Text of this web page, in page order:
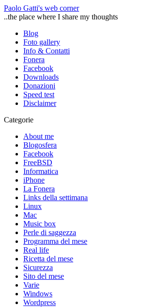
Paolo Gatti's web corner
..the place where I share my thoughts
Blog
Foto gallery
Info & Contatti
Fonera
Facebook
Downloads
Donazioni
Speed test
Disclaimer
Categorie
About me
Blogosfera
Facebook
FreeBSD
Informatica
iPhone
La Fonera
Links della settimana
Linux
Mac
Music box
Perle di saggezza
Programma del mese
Real life
Ricetta del mese
Sicurezza
Sito del mese
Varie
Windows
Wordpress